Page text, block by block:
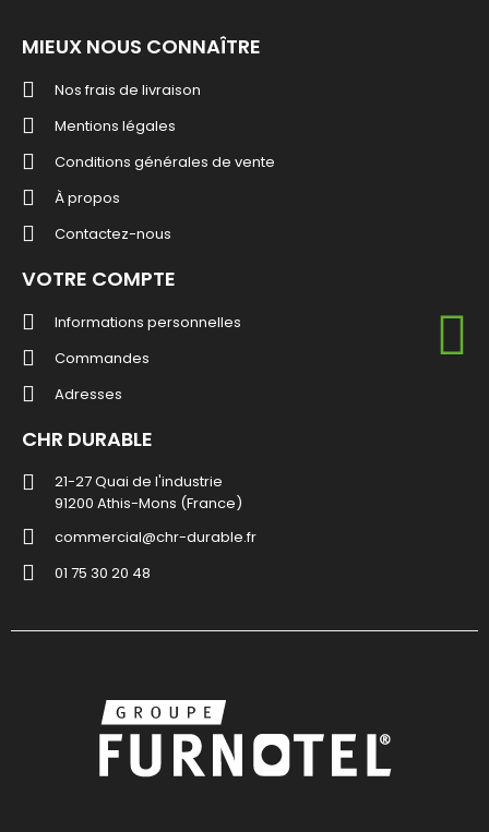
MIEUX NOUS CONNAÎTRE
Nos frais de livraison
Mentions légales
Conditions générales de vente
À propos
Contactez-nous
VOTRE COMPTE
Informations personnelles
Commandes
Adresses
CHR DURABLE
21-27 Quai de l'industrie
91200 Athis-Mons (France)
commercial@chr-durable.fr
01 75 30 20 48